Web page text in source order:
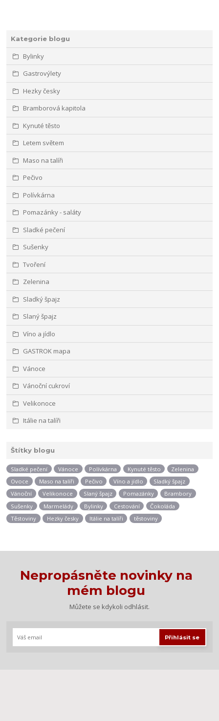
Kategorie blogu
Bylinky
Gastrovýlety
Hezky česky
Bramborová kapitola
Kynuté těsto
Letem světem
Maso na talíři
Pečivo
Polívkárna
Pomazánky - saláty
Sladké pečení
Sušenky
Tvoření
Zelenina
Sladký špajz
Slaný špajz
Víno a jídlo
GASTROK mapa
Vánoce
Vánoční cukroví
Velikonoce
Itálie na talíři
Štítky blogu
Sladké pečení Vánoce Polívkárna Kynuté těsto
Zelenina
Ovoce
Maso na talíři Pečivo Víno a jídlo
Sladký špajz
Vánoční
Velikonoce Slaný špajz Pomazánky
Brambory
Sušenky
Marmelády Bylinky Cestování
Čokoláda
Těstoviny
Hezky česky Itálie na talíři těstoviny
Nepropásněte novinky na
mém blogu
Můžete se kdykoli odhlásit.
Přihlásit se